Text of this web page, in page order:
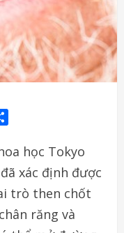
học Tokyo
xác định được
trò then chốt
răng và